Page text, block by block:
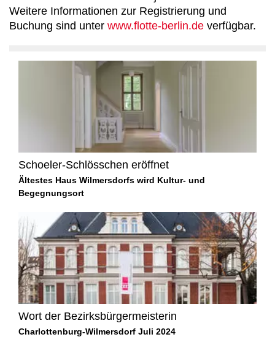
Weitere Informationen zur Registrierung und
Buchung sind unter www.flotte-berlin.de verfügbar.
Schoeler-Schlösschen eröffnet
Ältestes Haus Wilmersdorfs wird Kultur- und
Begegnungsort
Wort der Bezirksbürgermeisterin
Charlottenburg-Wilmersdorf Juli 2024